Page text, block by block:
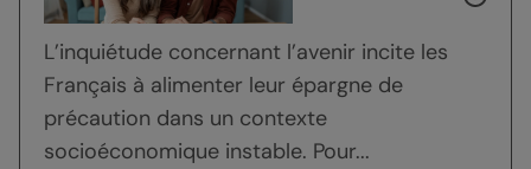
L’inquiétude concernant l’avenir incite les
Français à alimenter leur épargne de
précaution dans un contexte
socioéconomique instable. Pour...